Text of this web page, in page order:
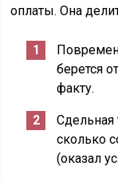
оплаты. Она
берется
факту.
Сдельная
сколько
(оказал